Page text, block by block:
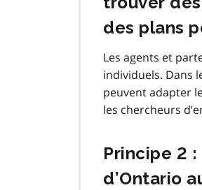
des plans
Les agents et
individuels. Dans
peuvent adapter
les chercheurs
Principe 2
d’Ontario